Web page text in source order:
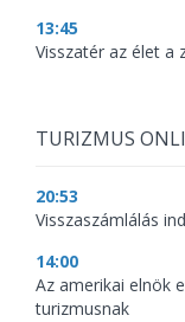
13:45
Visszatér az élet a
TURIZMUS
20:53
Visszaszámlálás
14:00
Az amerikai elnök
turizmusnak